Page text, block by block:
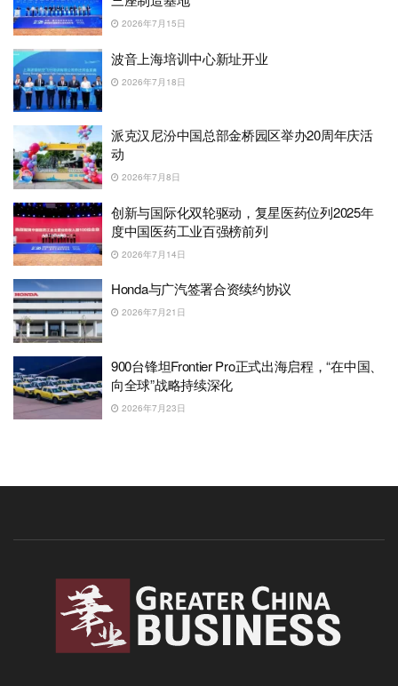
2026年7月15日
波音上海培训中心新址开业
2026年7月18日
派克汉尼汾中国总部金桥园区举办20周年庆活
动
2026年7月8日
创新与国际化双轮驱动，复星医药位列2025年
度中国医药工业百强榜前列
2026年7月14日
Honda与广汽签署合资续约协议
2026年7月21日
900台锋坦Frontier Pro正式出海启程，“在中国、
向全球”战略持续深化
2026年7月23日